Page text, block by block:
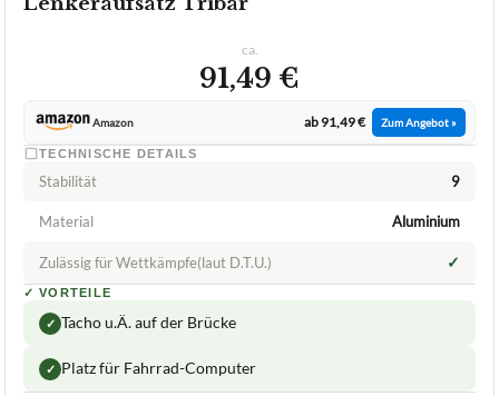
ca.
91,49 €
Amazon ab 91,49 € Zum Angebot »
TECHNISCHE DETAILS
Stabilität 9
Material Aluminium
Zulässig für Wettkämpfe(laut D.T.U.) ✓
✓ VORTEILE
✓ Tacho u.Ä. auf der Brücke
✓ Platz für Fahrrad-Computer